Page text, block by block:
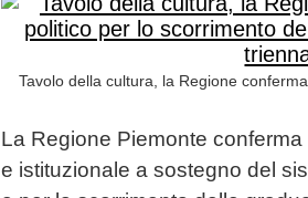
Tavolo della cultura, la Regione
La Regione Piemonte
e istituzionale a sostegno del